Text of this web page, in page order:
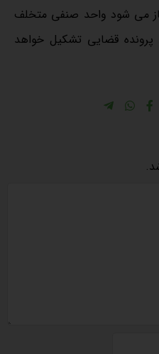
می شود واحد صنفی متخلف
قضایی تشکیل خواهد